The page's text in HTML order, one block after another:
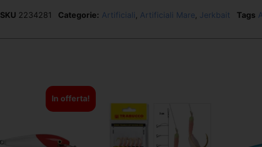
SKU 2234281 Categorie: Artificiali , Artificiali Mare, Jerkbait Tags
In offerta!